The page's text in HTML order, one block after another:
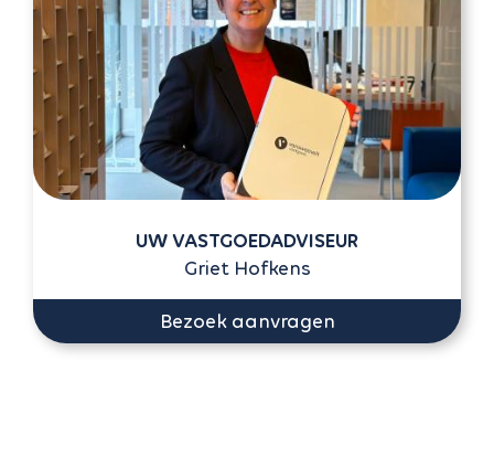
UW VASTGOEDADVISEUR
Griet Hofkens
Bezoek aanvragen